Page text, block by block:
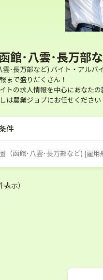
館･八雲･長万部
雲･長万部など) バイト・アル
まで盛りだくさん！
トの求人情報を中心にあなた
は農業ジョブにお任せください
件
（函館･八雲･長万部など) [雇
示）